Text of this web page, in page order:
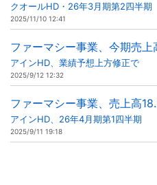
クオールHD・26年3月期第2四半期
2025/11/10 12:41
ファーマシー事業、今期売
アインHD、業績予想上方修正で
2025/9/12 12:32
ファーマシー事業、売上高
アインHD、26年4月期第1四半期
2025/9/11 19:18